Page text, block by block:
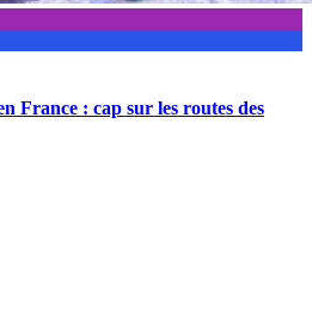
France : cap sur les routes des